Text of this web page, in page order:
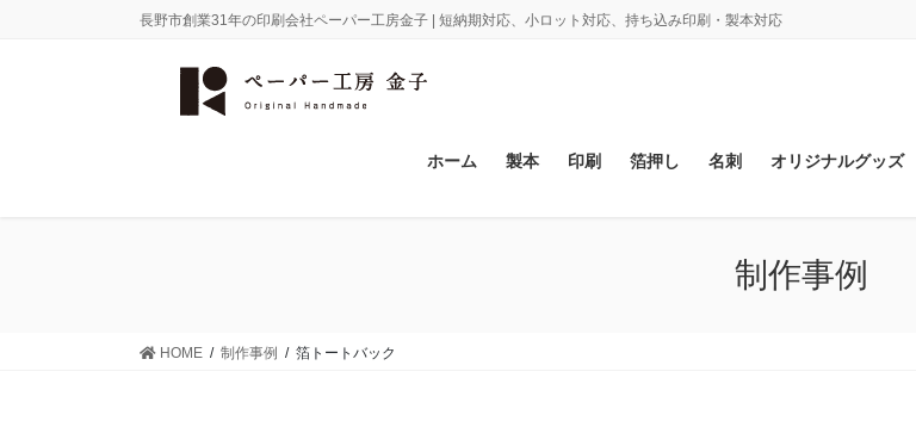
長野市創業31年の印刷会社ペーパー工房金子 | 短納期対応、小ロット対応、持ち込み印刷・製本対応
ホーム 製本 印刷 箔押し 名刺 オリジナルグッズ
制作事例
HOME 制作事例 箔トートバック